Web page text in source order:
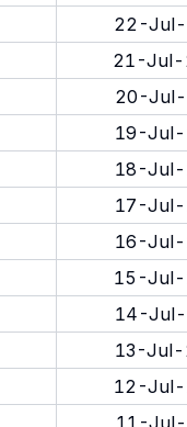
22-Jul-
21-Jul-
20-Jul-
19-Jul-
18-Jul-
17-Jul-
16-Jul-
15-Jul-
14-Jul-
13-Jul-
12-Jul-
11-Jul-